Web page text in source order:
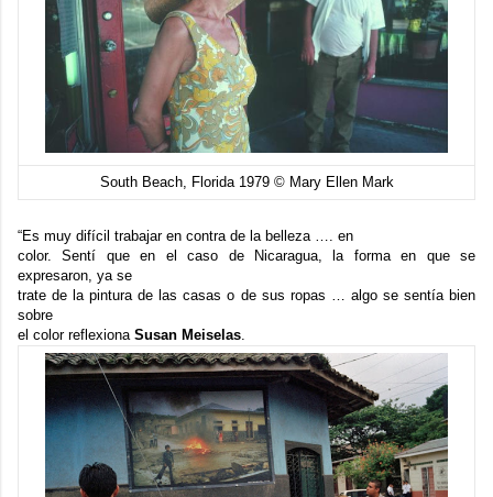
South Beach, Florida 1979 © Mary Ellen Mark
“Es muy difícil trabajar en contra de la belleza …. en
color. Sentí que en el caso de Nicaragua, la forma en que se
expresaron, ya se
trate de la pintura de las casas o de sus ropas … algo se sentía bien
sobre
el color reflexiona Susan Meiselas.